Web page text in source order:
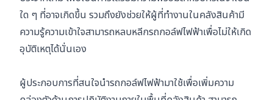
ใด ๆ ที่อาจเกิดขึ้น รวมถึงยังช่วยให้ผู้ที่ทำงานในคลังสินค้ามี
ความรู้ความเข้าใจสามารถหลบหลีกรถกอล์ฟไฟฟ้าเพื่อไม่ให้เกิด
อุบัติเหตุได้นั่นเอง
ผู้ประกอบการที่สนใจนำรถกอล์ฟไฟฟ้ามาใช้เพื่อเพิ่มความ